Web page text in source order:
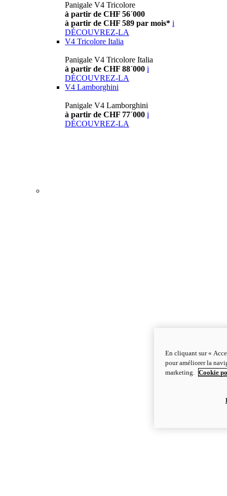
Panigale V4 Tricolore
à partir de CHF 56´000
à partir de CHF 589 par mois* i
DÉCOUVREZ-LA
V4 Tricolore Italia
Panigale V4 Tricolore Italia
à partir de CHF 88´000 i
DÉCOUVREZ-LA
V4 Lamborghini
Panigale V4 Lamborghini
à partir de CHF 77´000 i
DÉCOUVREZ-LA
En cliquant sur «
pour améliorer la
marketing.
Cookie